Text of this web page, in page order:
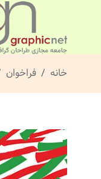
خانه فراخوان